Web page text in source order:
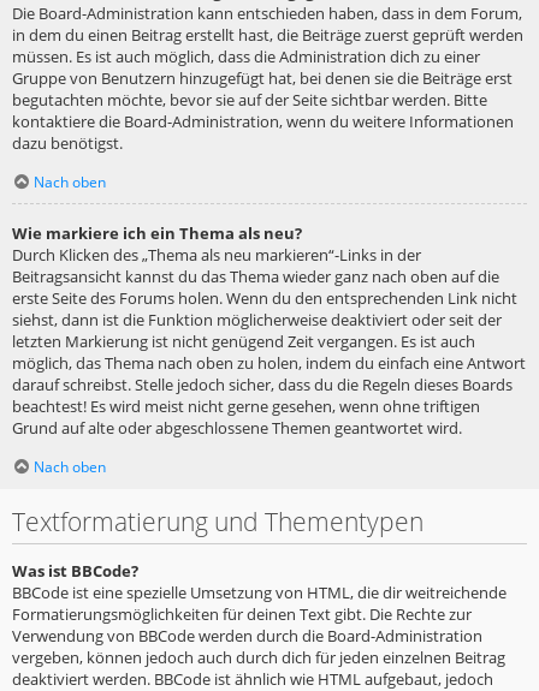
Die Board-Administration kann entschieden haben, dass in dem Forum,
in dem du einen Beitrag erstellt hast, die Beiträge zuerst geprüft werden
müssen. Es ist auch möglich, dass die Administration dich zu einer
Gruppe von Benutzern hinzugefügt hat, bei denen sie die Beiträge erst
begutachten möchte, bevor sie auf der Seite sichtbar werden. Bitte
kontaktiere die Board-Administration, wenn du weitere Informationen
dazu benötigst.
Nach oben
Wie markiere ich ein Thema als neu?
Durch Klicken des „Thema als neu markieren“-Links in der
Beitragsansicht kannst du das Thema wieder ganz nach oben auf die
erste Seite des Forums holen. Wenn du den entsprechenden Link nicht
siehst, dann ist die Funktion möglicherweise deaktiviert oder seit der
letzten Markierung ist nicht genügend Zeit vergangen. Es ist auch
möglich, das Thema nach oben zu holen, indem du einfach eine Antwort
darauf schreibst. Stelle jedoch sicher, dass du die Regeln dieses Boards
beachtest! Es wird meist nicht gerne gesehen, wenn ohne triftigen
Grund auf alte oder abgeschlossene Themen geantwortet wird.
Nach oben
Textformatierung und Thementypen
Was ist BBCode?
BBCode ist eine spezielle Umsetzung von HTML, die dir weitreichende
Formatierungsmöglichkeiten für deinen Text gibt. Die Rechte zur
Verwendung von BBCode werden durch die Board-Administration
vergeben, können jedoch auch durch dich für jeden einzelnen Beitrag
deaktiviert werden. BBCode ist ähnlich wie HTML aufgebaut, jedoch